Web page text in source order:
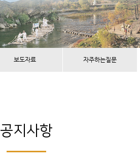
보도자료 자주하는질문
공지사항